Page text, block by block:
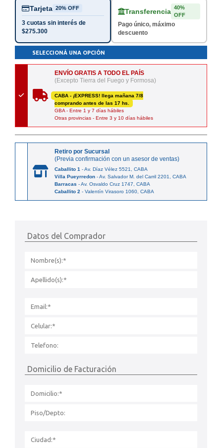
Tarjeta 20% OFF
3 cuotas sin interés de
$275.300
Transferencia 40%
OFF
Pago único, máximo
descuento
SELECCIONÁ UNA OPCIÓN
ENVÍO GRATIS A TODO EL PAÍS
(Excepto Tierra del Fuego y Formosa)
CABA - ¡EXPRESS! llega mañana 7/8
comprando antes de las 17 hs.
GBA - Entre 1 y 7 días hábiles
Otras provincias - Entre 3 y 10 días hábiles
Retiro por Sucursal
(Previa confirmación con un asesor de ventas)
Caballito 1 - Av. Díaz Vélez 5521, CABA
Villa Pueyrredon - Av. Salvador M. del Carril 2201, CABA
Barracas - Av. Osvaldo Cruz 1747, CABA
Caballito 2 - Valentín Virasoro 1060, CABA
Datos del Comprador
Domicilio de Facturación